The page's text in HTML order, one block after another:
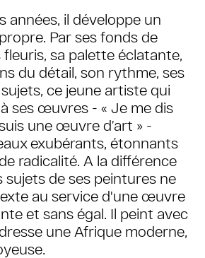
années, il développe un
Par ses fonds de
sa palette éclatante,
du détail, son rythme, ses
ce jeune artiste qui
ses œuvres - « Je me dis
une œuvre d’art » -
exubérants, étonnants
radicalité. A la différence
sujets de ses peintures ne
au service d'une œuvre
et sans égal. Il peint avec
une Afrique moderne,